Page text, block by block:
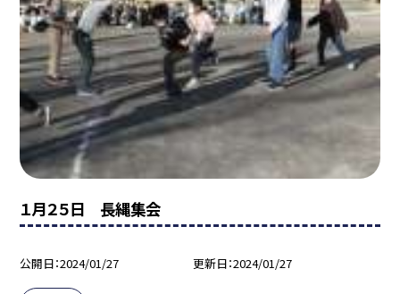
１月２５日 長縄集会
公開日 2024/01/27 更新日 2024/01/27